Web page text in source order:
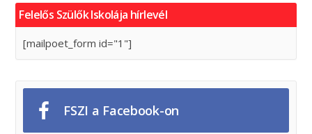
Felelős Szülők Iskolája hírlevél
[mailpoet_form id="1"]
FSZI a Facebook-on